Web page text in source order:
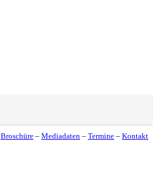
Broschüre – Mediadaten – Termine – Kontakt